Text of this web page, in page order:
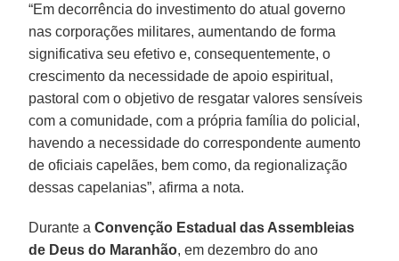
“Em decorrência do investimento do atual governo
nas corporações militares, aumentando de forma
significativa seu efetivo e, consequentemente, o
crescimento da necessidade de apoio espiritual,
pastoral com o objetivo de resgatar valores sensíveis
com a comunidade, com a própria família do policial,
havendo a necessidade do correspondente aumento
de oficiais capelães, bem como, da regionalização
dessas capelanias”, afirma a nota.
Durante aConvenção Estadual das Assembleias
de Deus do Maranhão, em dezembro do ano